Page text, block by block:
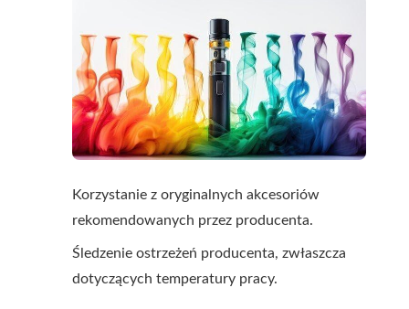
Korzystanie z oryginalnych akcesoriów
rekomendowanych przez producenta.
Śledzenie ostrzeżeń producenta, zwłaszcza
dotyczących temperatury pracy.